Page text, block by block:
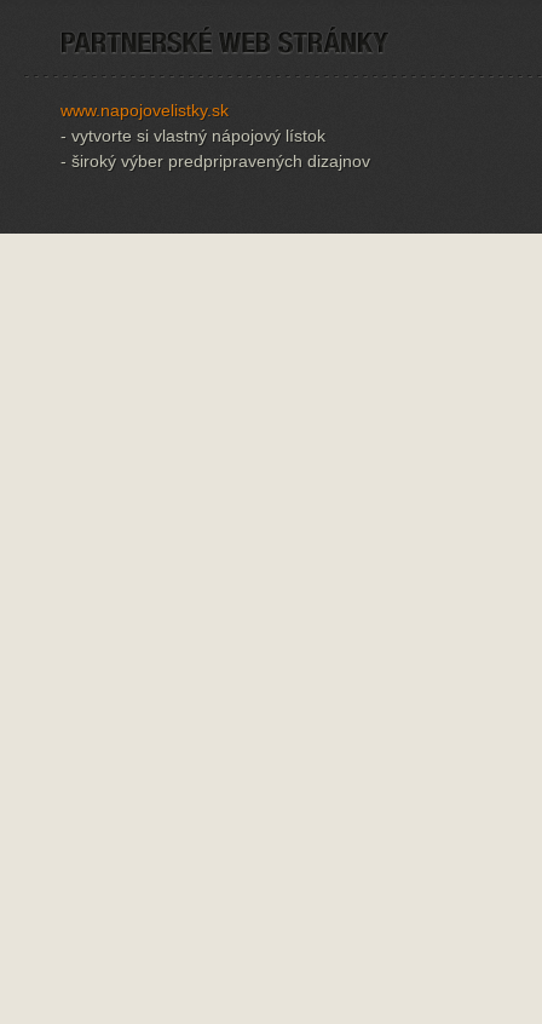
www.napojovelistky.sk
- vytvorte si vlastný nápojový lístok
- široký výber predpripravených dizajnov